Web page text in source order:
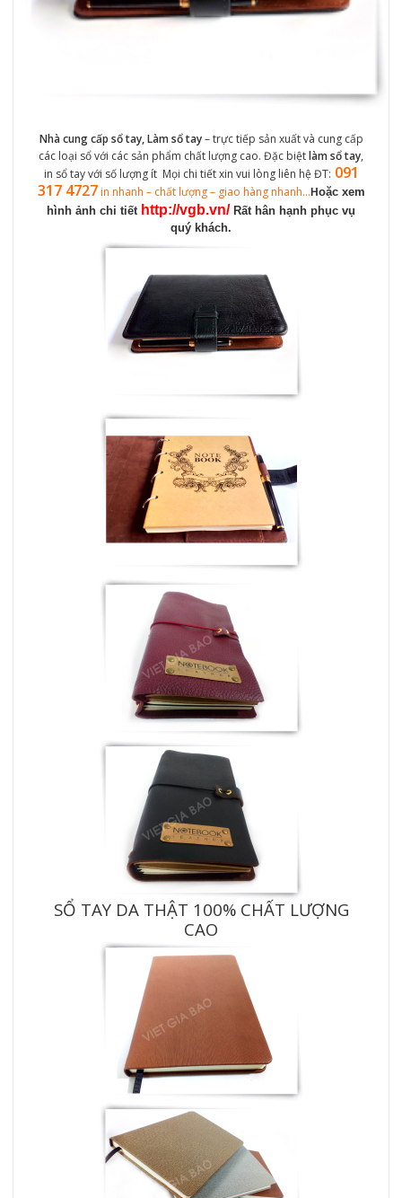
Nhà cung cấp sổ tay, Làm sổ tay– trực tiếp sản xuất và cung cấp
các loại sổ với các sản phẩm chất lượng cao. Đặc biệtlàm sổ tay,
in sổ tay với số lượng ít Mọi chi tiết xin vui lòng liên hệ ĐT: 091
317 4727in nhanh – chất lượng – giao hàng nhanh…Hoặc xem
hình ảnh chi tiết http://vgb.vn/ Rất hân hạnh phục vụ
quý khách.
SỔ TAY DA THẬT 100% CHẤT LƯỢNG
CAO